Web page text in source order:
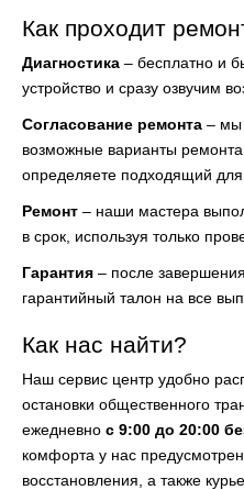
Как проходит
Диагностика – бесплатно и
устройство и сразу озвучим
Согласование ремонта – мы
возможные варианты
определяете подходящий для
Ремонт – наши мастера
в срок, используя только
Гарантия – после
гарантийный талон на все
Как нас найти?
Наш сервис центр удобно
остановки общественного
ежедневно с 9:00 до 20:00
комфорта у нас
восстановления, а также